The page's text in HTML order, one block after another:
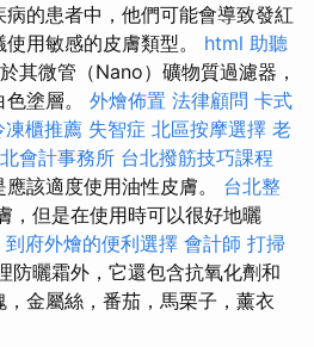
的患者中，他們可能會導致發紅
用敏感的皮膚類型。 html 助聽
其微管（Nano）礦物質過濾器，
塗層。 外燴佈置 法律顧問 卡式
凍櫃推薦 失智症 北區按摩選擇 老
會計事務所 台北撥筋技巧課程
該適度使用油性皮膚。 台北整
，但是在使用時可以很好地曬
到府外燴的便利選擇 會計師 打掃
防曬霜外，它還包含抗氧化劑和
金屬絲，番茄，馬栗子，薰衣